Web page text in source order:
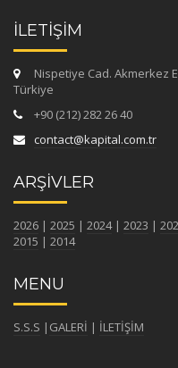
İLETİŞİM
Nispetiye Cad. Akmerkez
Türkiye
+90 (212) 282 26 40
contact@kapital.com.tr
ARŞİVLER
2026 | 2025 | 2024| 2023 |
2015 | 2014
MENU
S.S.S | GALERİ | İLETİŞİM